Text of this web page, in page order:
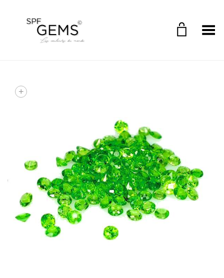
Toggle Menu
+